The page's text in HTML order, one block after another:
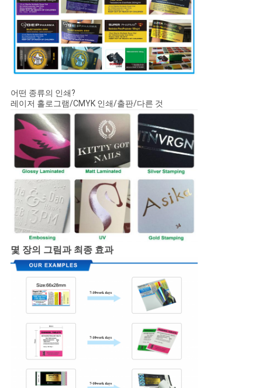
어떤 종류의 인쇄?
레이저 홀로그램/CMYK 인쇄/출판/다른 것
몇 장의 그림과 최종 효과